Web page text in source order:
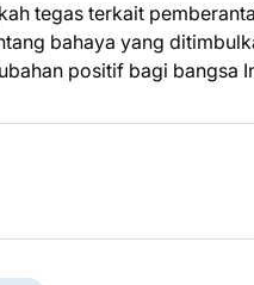
tegas terkait
bahaya yang
positif bagi bangsa